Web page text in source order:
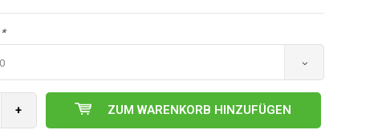
*
+ ZUM WARENKORB HINZUFÜGEN